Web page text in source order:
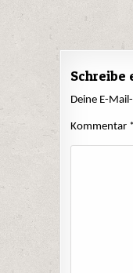
Schreibe
Deine E-
Kommentar *